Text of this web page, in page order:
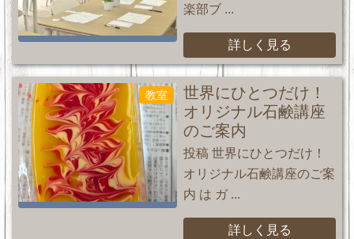
楽部ブ ...
詳しく見る
教室
世界にひとつだけ！
オリジナル石鹸講座
のご案内
投稿 世界にひとつだけ！
オリジナル石鹸講座のご案
内 は ガ ...
詳しく見る